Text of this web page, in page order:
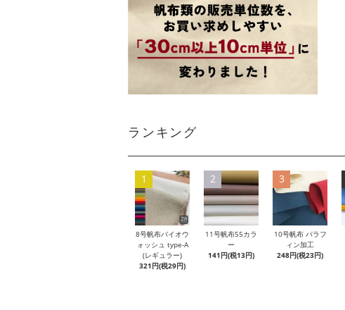
ランキング
1
8号帆布バイオウ
ォッシュ type-A
(レギュラー)
321円(税29円)
2
11号帆布55カラ
ー
141円(税13円)
3
10号帆布 パラフ
ィン加工
248円(税23円)